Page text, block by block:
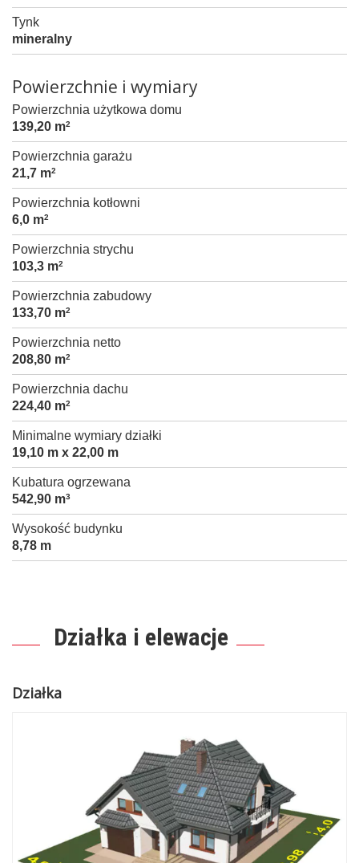
Tynk
mineralny
Powierzchnie i wymiary
Powierzchnia użytkowa domu
139,20 m2
Powierzchnia garażu
21,7 m2
Powierzchnia kotłowni
6,0 m2
Powierzchnia strychu
103,3 m2
Powierzchnia zabudowy
133,70 m2
Powierzchnia netto
208,80 m2
Powierzchnia dachu
224,40 m2
Minimalne wymiary działki
19,10 m x 22,00 m
Kubatura ogrzewana
542,90 m3
Wysokość budynku
8,78 m
Działka i elewacje
Działka